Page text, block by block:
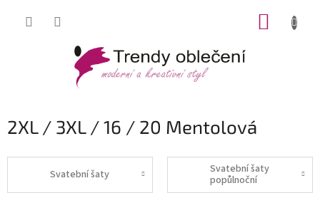
2XL / 3XL / 16 / 20 Mentolová
Svatební šaty
Svatební šaty
popůlnoční